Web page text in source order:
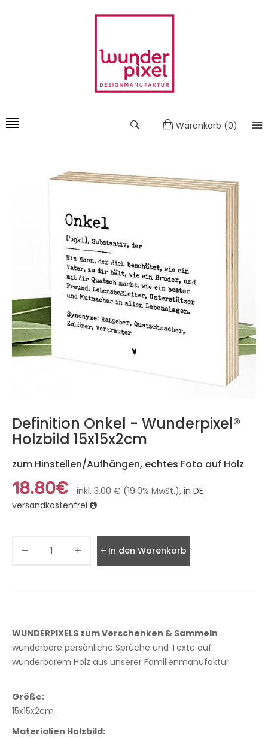
Warenkorb (0)
Definition Onkel - Wunderpixel®
Holzbild 15x15x2cm
zum Hinstellen/Aufhängen, echtes Foto auf Holz
18.80€ inkl. 3,00 € (19.0% MwSt.), in DE
versandkostenfrei
In den Warenkorb legen
WUNDERPIXELS zum Verschenken & Sammeln -
wunderbare persönliche Sprüche und Texte auf
wunderbarem Holz aus unserer Familienmanufaktur
Größe:
15x15x2cm
Materialien Holzbild: